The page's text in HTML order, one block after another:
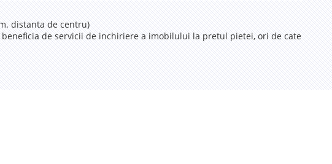
distanta de centru)
de servicii de inchiriere a imobilului la pretul pietei, ori de cate